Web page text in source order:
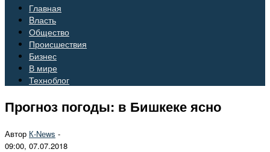
Главная
Bласть
Общество
Происшествия
Бизнес
В мире
Техноблог
Прогноз погоды: в Бишкеке ясно
Автор К-Nеws -
09:00, 07.07.2018